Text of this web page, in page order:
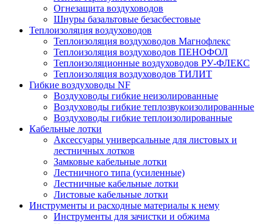
Огнезащита воздуховодов
Шнуры базальтовые безасбестовые
Теплоизоляция воздуховодов
Теплоизоляция воздуховодов Магнофлекс
Теплоизоляция воздуховодов ПЕНОФОЛ
Теплоизоляционные воздуховодов РУ-ФЛЕКС
Теплоизоляция воздуховодов ТИЛИТ
Гибкие воздуховоды NF
Воздуховоды гибкие неизолированные
Воздуховоды гибкие теплозвукоизолированные
Воздуховоды гибкие теплоизолированные
Кабельные лотки
Аксессуары универсальные для листовых и
лестничных лотков
Замковые кабельные лотки
Лестничного типа (усиленные)
Лестничные кабельные лотки
Листовые кабельные лотки
Инструменты и расходные материалы к нему
Инструменты для зачистки и обжима